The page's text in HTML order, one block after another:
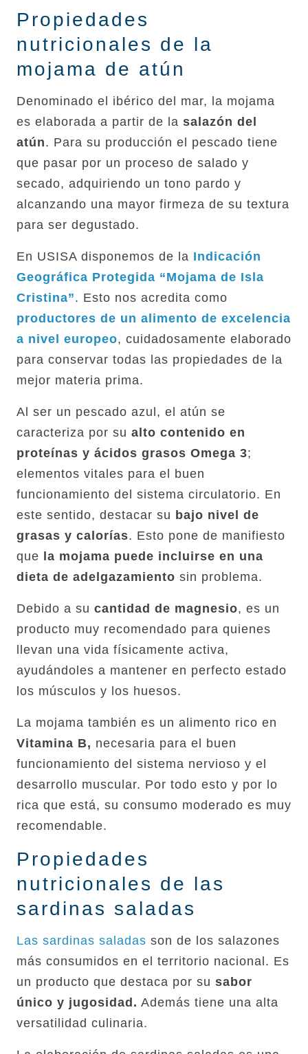
Propiedades
nutricionales de la
mojama de atún
Denominado el ibérico del mar, la mojama
es elaborada a partir de la salazón del
atún. Para su producción el pescado tiene
que pasar por un proceso de salado y
secado, adquiriendo un tono pardo y
alcanzando una mayor firmeza de su textura
para ser degustado.
En USISA disponemos de la Indicación
Geográfica Protegida “Mojama de Isla
Cristina”. Esto nos acredita como
productores de un alimento de excelencia
a nivel europeo, cuidadosamente elaborado
para conservar todas las propiedades de la
mejor materia prima.
Al ser un pescado azul, el atún se
caracteriza por su alto contenido en
proteínas y ácidos grasos Omega 3;
elementos vitales para el buen
funcionamiento del sistema circulatorio. En
este sentido, destacar su bajo nivel de
grasas y calorías. Esto pone de manifiesto
que la mojama puede incluirse en una
dieta de adelgazamiento sin problema.
Debido a su cantidad de magnesio, es un
producto muy recomendado para quienes
llevan una vida físicamente activa,
ayudándoles a mantener en perfecto estado
los músculos y los huesos.
La mojama también es un alimento rico en
Vitamina B, necesaria para el buen
funcionamiento del sistema nervioso y el
desarrollo muscular. Por todo esto y por lo
rica que está, su consumo moderado es muy
recomendable.
Propiedades
nutricionales de las
sardinas saladas
Las sardinas saladas son de los salazones
más consumidos en el territorio nacional. Es
un producto que destaca por su sabor
único y jugosidad. Además tiene una alta
versatilidad culinaria.